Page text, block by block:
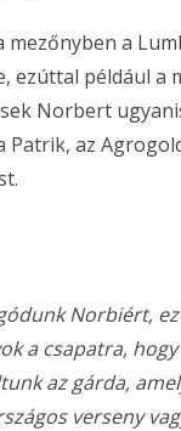
a
ezúttal például a
Norbert
Patrik, az
Norbiért,
a csapatra,
az gárda,
verseny